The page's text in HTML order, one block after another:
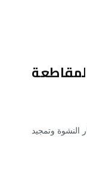
النشوة وتمجيد